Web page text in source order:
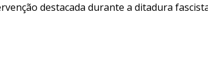
destacada durante a ditadura